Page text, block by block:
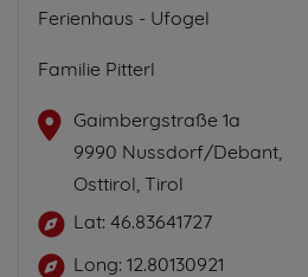
Ferienhaus - Ufogel
Familie Pitterl
Gaimbergstraße 1a
9990 Nussdorf/Debant,
Osttirol, Tirol
Lat: 46.83641727
Long: 12.80130921